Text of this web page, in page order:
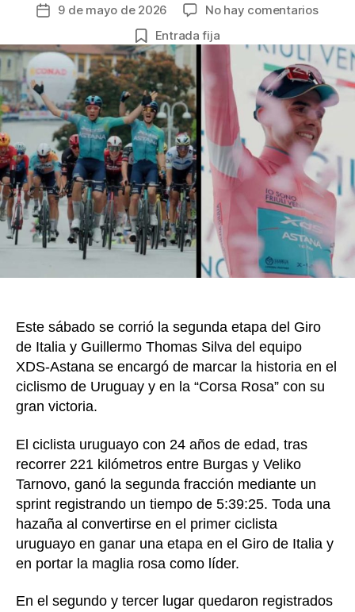
c
e
b
o
o
k
itt
er
ail er
e
st
m
p
ar
tir
Fecha
la
entrada
9 de mayo de 2026 No hay comentariosen
con
Silva
en
la
2ª
etapa
del
Giro
de
Italia.
Egan
Bernal
en
Entrada fija
Este sábado se corrió la segunda etapa del Giro
de Italia y Guillermo Thomas Silva del equipo
XDS-Astana se encargó de marcar la historia en el
ciclismo de Uruguay y en la “Corsa Rosa” con su
gran victoria.
El ciclista uruguayo con 24 años de edad, tras
recorrer 221 kilómetros entre Burgas y Veliko
Tarnovo, ganó la segunda fracción mediante un
sprint registrando un tiempo de 5:39:25. Toda una
hazaña al convertirse en el primer ciclista
uruguayo en ganar una etapa en el Giro de Italia y
en portar la maglia rosa como líder.
En el segundo y tercer lugar quedaron registrados